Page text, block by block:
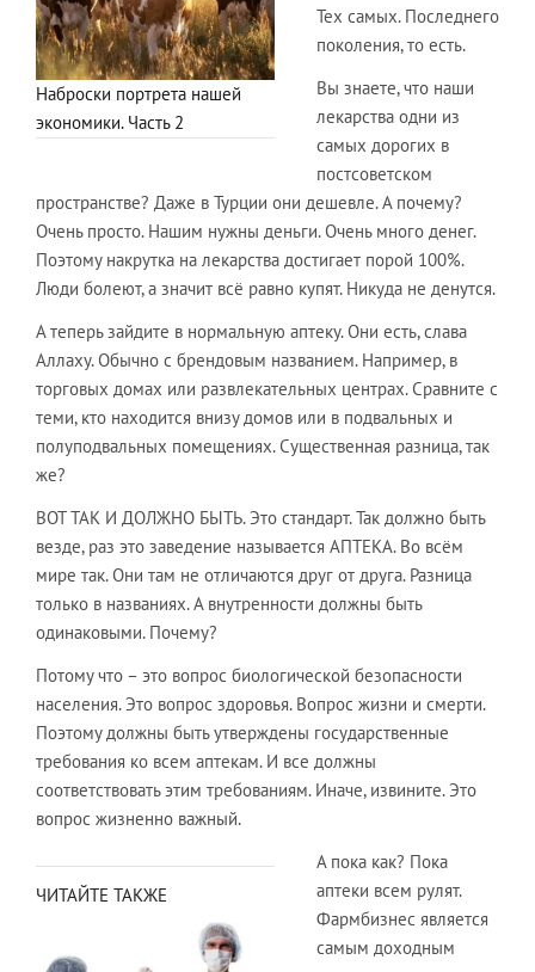
Наброски портрета нашей
экономики. Часть 2
Тех самых. Последнего
поколения, то есть.
Вы знаете, что наши
лекарства одни из
самых дорогих в
постсоветском
пространстве? Даже в Турции они дешевле. А почему?
Очень просто. Нашим нужны деньги. Очень много денег.
Поэтому накрутка на лекарства достигает порой 100%.
Люди болеют, а значит всё равно купят. Никуда не денутся.
А теперь зайдите в нормальную аптеку. Они есть, слава
Аллаху. Обычно с брендовым названием. Например, в
торговых домах или развлекательных центрах. Сравните с
теми, кто находится внизу домов или в подвальных и
полуподвальных помещениях. Существенная разница, так
же?
ВОТ ТАК И ДОЛЖНО БЫТЬ. Это стандарт. Так должно быть
везде, раз это заведение называется АПТЕКА. Во всём
мире так. Они там не отличаются друг от друга. Разница
только в названиях. А внутренности должны быть
одинаковыми. Почему?
Потому что – это вопрос биологической безопасности
населения. Это вопрос здоровья. Вопрос жизни и смерти.
Поэтому должны быть утверждены государственные
требования ко всем аптекам. И все должны
соответствовать этим требованиям. Иначе, извините. Это
вопрос жизненно важный.
ЧИТАЙТЕ ТАКЖЕ
А пока как? Пока
аптеки всем рулят.
Фармбизнес является
самым доходным